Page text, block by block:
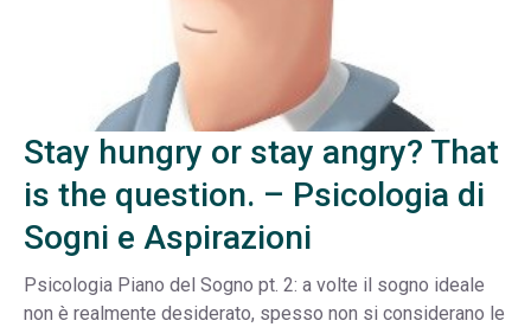
Stay hungry or stay angry? That
is the question. – Psicologia di
Sogni e Aspirazioni
Psicologia Piano del Sogno pt. 2: a volte il sogno ideale
non è realmente desiderato, spesso non si considerano le